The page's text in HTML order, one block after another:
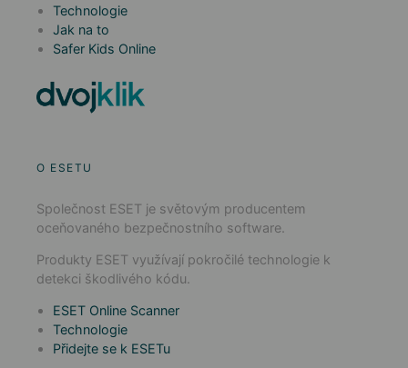
Technologie
Jak na to
Safer Kids Online
O ESETU
Společnost ESET je světovým producentem
oceňovaného bezpečnostního software.
Produkty ESET využívají pokročilé technologie k
detekci škodlivého kódu.
ESET Online Scanner
Technologie
Přidejte se k ESETu